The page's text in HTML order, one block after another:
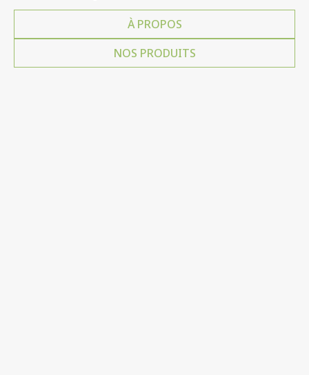
À PROPOS
NOS PRODUITS